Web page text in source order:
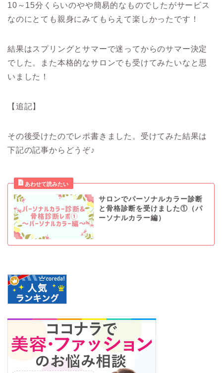
10～15分くらいのやや簡易的なものでしたがサービス
なのにとても親身にみてもらえて楽しかったです！
結果はスプリングとサマーで迷ってからのサマー決定
でした。また本格的なサロンでも受けてみたいなと思
いました！
【追記】
その後受けたのでレポ書きました。受けてみた結果は
下記の記事からどうぞ♪
サロンでパーソナルカラー診断
と骨格診断を受けました①（パ
ーソナルカラー編）